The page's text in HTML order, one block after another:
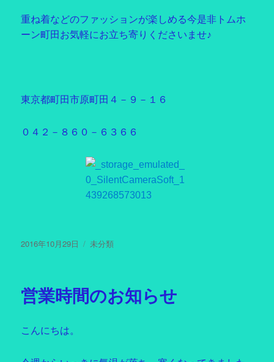
重ね着などのファッションが楽しめる今是非トムホ
ーン町田お気軽にお立ち寄りくださいませ♪
東京都町田市原町田４－９－１６
０４２－８６０－６３６６
投
2016年10月29日
カ
ー
未分類
営業時間のお知らせ
こんにちは。